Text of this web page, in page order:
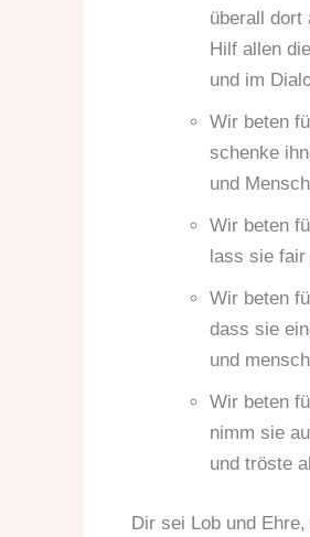
überall dort
Hilf allen
und im
Wir beten
schenke
und
Wir beten
lass sie fair
Wir beten
dass sie
und
Wir beten
nimm sie
und tröste
Dir sei Lob und